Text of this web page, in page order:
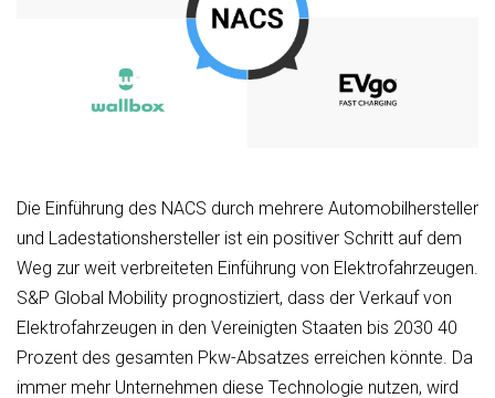
Die Einführung des NACS durch mehrere Automobilhersteller
und Ladestationshersteller ist ein positiver Schritt auf dem
Weg zur weit verbreiteten Einführung von Elektrofahrzeugen.
S&P Global Mobility prognostiziert, dass der Verkauf von
Elektrofahrzeugen in den Vereinigten Staaten bis 2030 40
Prozent des gesamten Pkw-Absatzes erreichen könnte. Da
immer mehr Unternehmen diese Technologie nutzen, wird